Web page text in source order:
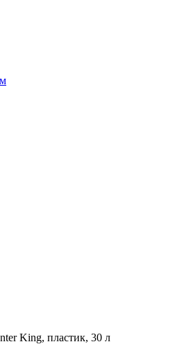
King, пластик, 30 л